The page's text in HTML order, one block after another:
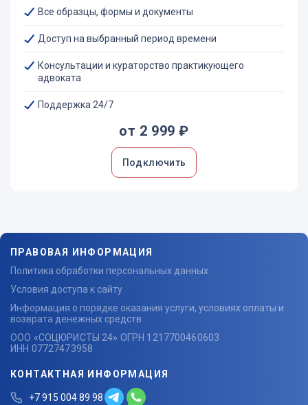
Все образцы, формы и документы
Доступ на выбранный период времени
Консультации и кураторство практикующего
адвоката
Поддержка 24/7
от 2 999 ₽
Подключить
ПРАВОВАЯ ИНФОРМАЦИЯ
Политика обработки персональных данных
Условия доступа к сайту
Информация о порядке оказания услуги, условиях оплаты и
возврата денежных средств
ООО «СОЦЮРИСТЫ 24» ОГРН 1217700460603
ИНН 07727473958
КОНТАКТНАЯ ИНФОРМАЦИЯ
+7 915 004 89 98